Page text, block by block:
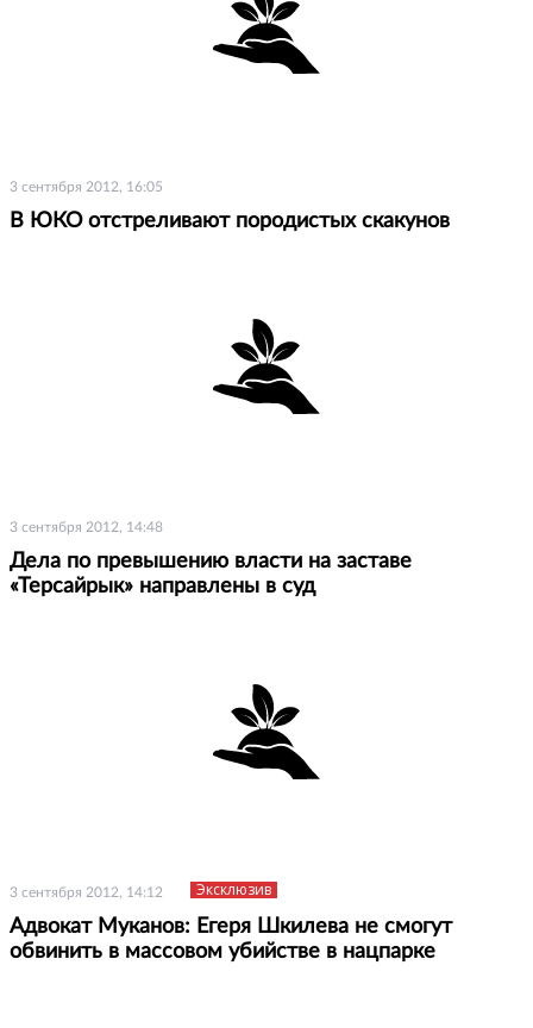
3 сентября 2012, 16:05
В ЮКО отстреливают породистых скакунов
3 сентября 2012, 14:48
Дела по превышению власти на заставе
«Терсайрык» направлены в суд
3 сентября 2012, 14:12 Эксклюзив
Адвокат Муканов: Егеря Шкилева не смогут
обвинить в массовом убийстве в нацпарке